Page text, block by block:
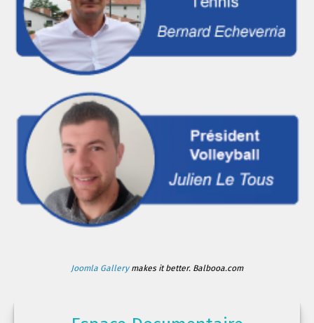
Joomla Gallerymakes it better. Balbooa.com